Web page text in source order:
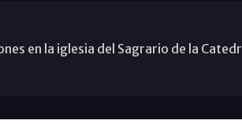
en la iglesia del Sagrario de la